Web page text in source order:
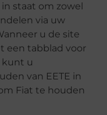
staat om zowel
via uw
u de site
een tabblad voor
kunt u
van EETE in
Fiat te houden